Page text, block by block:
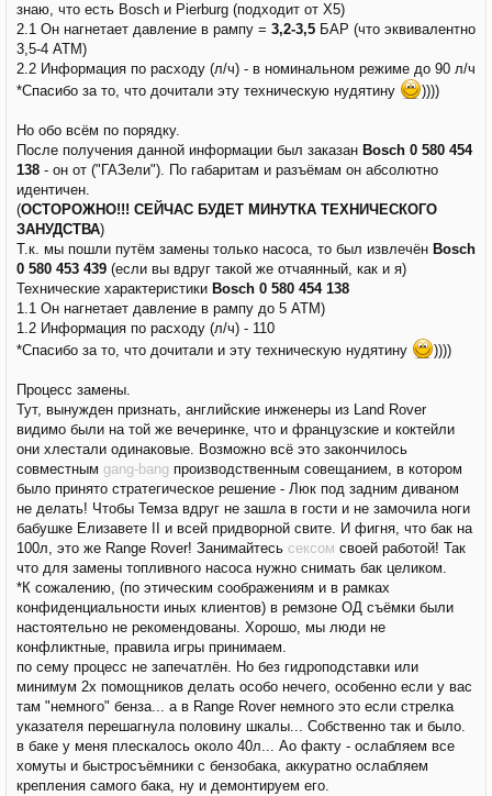
знаю, что есть Bosch и Pierburg (подходит от Х5)
2.1 Он нагнетает давление в рампу = 3,2-3,5 БАР (что эквивалентно
3,5-4 АТМ)
2.2 Информация по расходу (л/ч) - в номинальном режиме до 90 л/ч
*Спасибо за то, что дочитали эту техническую нудятину
))))
Но обо всём по порядку.
После получения данной информации был заказан Bosch 0 580 454
138 - он от ("ГАЗели"). По габаритам и разъёмам он абсолютно
идентичен.
(ОСТОРОЖНО!!! СЕЙЧАС БУДЕТ МИНУТКА ТЕХНИЧЕСКОГО
ЗАНУДСТВА)
Т.к. мы пошли путём замены только насоса, то был извлечён Bosch
0 580 453 439 (если вы вдруг такой же отчаянный, как и я)
Технические характеристики Bosch 0 580 454 138
1.1 Он нагнетает давление в рампу до 5 АТМ)
1.2 Информация по расходу (л/ч) - 110
*Спасибо за то, что дочитали и эту техническую нудятину
))))
Процесс замены.
Тут, вынужден признать, английские инженеры из Land Rover
видимо были на той же вечеринке, что и французские и коктейли
они хлестали одинаковые. Возможно всё это закончилось
совместным gang-bang производственным совещанием, в котором
было принято стратегическое решение - Люк под задним диваном
не делать! Чтобы Темза вдруг не зашла в гости и не замочила ноги
бабушке Елизавете II и всей придворной свите. И фигня, что бак на
100л, это же Range Rover! Занимайтесь сексом своей работой! Так
что для замены топливного насоса нужно снимать бак целиком.
*К сожалению, (по этическим соображениям и в рамках
конфиденциальности иных клиентов) в ремзоне ОД съёмки были
настоятельно не рекомендованы. Хорошо, мы люди не
конфликтные, правила игры принимаем.
по сему процесс не запечатлён. Но без гидроподставки или
минимум 2х помощников делать особо нечего, особенно если у вас
там "немного" бенза... а в Range Rover немного это если стрелка
указателя перешагнула половину шкалы... Собственно так и было.
в баке у меня плескалось около 40л... Ао факту - ослабляем все
хомуты и быстросъёмники с бензобака, аккуратно ослабляем
крепления самого бака, ну и демонтируем его.